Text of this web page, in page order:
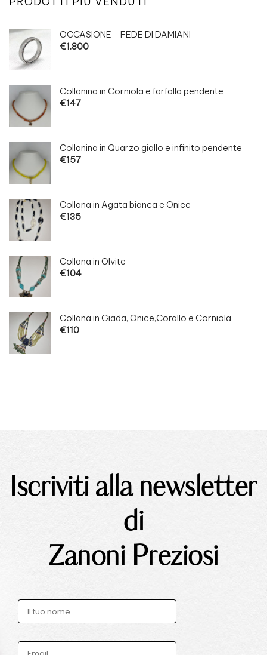
OCCASIONE - FEDE DI DAMIANI
€1.800
Collanina in Corniola e farfalla pendente
€147
Collanina in Quarzo giallo e infinito pendente
€157
Collana in Agata bianca e Onice
€135
Collana in Olvite
€104
Collana in Giada, Onice,Corallo e Corniola
€110
Iscriviti alla newsletter
di
Zanoni Preziosi